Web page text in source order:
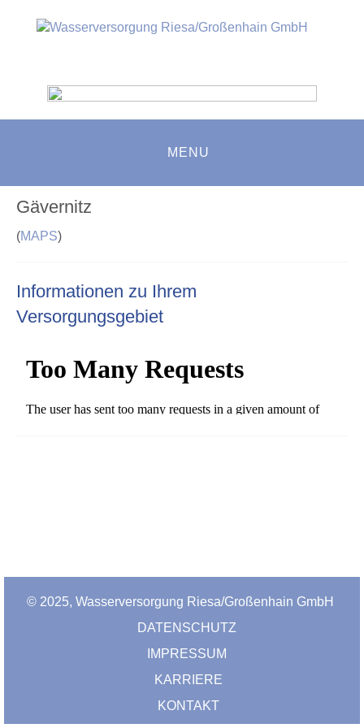
MENU
Gävernitz
(MAPS)
Informationen zu Ihrem
Versorgungsgebiet
© 2025, Wasserversorgung Riesa/Großenhain GmbH
DATENSCHUTZ
IMPRESSUM
KARRIERE
KONTAKT